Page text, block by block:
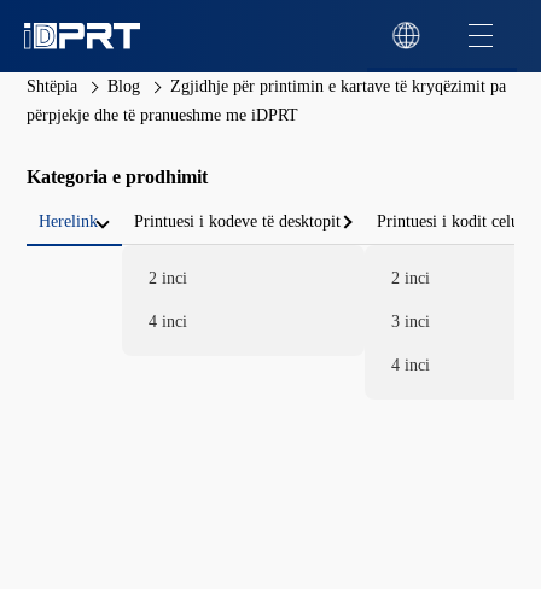
Shtëpia Blog
Zgjidhje për printimin e kartave të kryqëzimit pa
përpjekje dhe të pranueshme me iDPRT
Kategoria e prodhimit
Herelink Printuesi i kodeve të desktopit
2 inci
4 inci
Printuesi i kodit celular
2 inci
3 inci
4 inci